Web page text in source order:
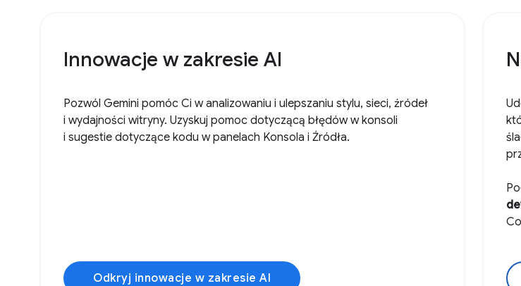
Innowacje w zakresie AI
Pozwól Gemini pomóc Ci w analizowaniu i ulepszaniu stylu, sieci, źródeł
i wydajności witryny. Uzyskuj pomoc dotyczącą błędów w konsoli
i sugestie dotyczące kodu w panelach Konsola i Źródła.
Odkryj innowacje w zakresie AI